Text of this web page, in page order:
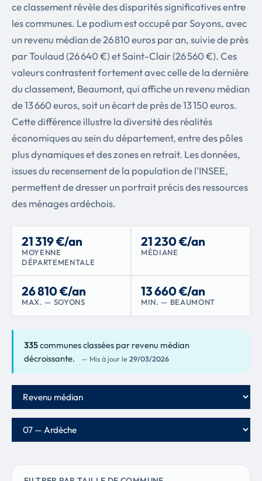
ce classement révèle des disparités significatives entre
les communes. Le podium est occupé par Soyons, avec
un revenu médian de 26 810 euros par an, suivie de près
par Toulaud (26 640 €) et Saint-Clair (26 560 €). Ces
valeurs contrastent fortement avec celle de la dernière
du classement, Beaumont, qui affiche un revenu médian
de 13 660 euros, soit un écart de près de 13 150 euros.
Cette différence illustre la diversité des réalités
économiques au sein du département, entre des pôles
plus dynamiques et des zones en retrait. Les données,
issues du recensement de la population de l'INSEE,
permettent de dresser un portrait précis des ressources
des ménages ardéchois.
21 319 €/an
MOYENNE
DÉPARTEMENTALE
21 230 €/an
MÉDIANE
26 810 €/an
MAX. — SOYONS
13 660 €/an
MIN. — BEAUMONT
335communes classées par revenu médian
décroissante.
— Mis à jour le 29/03/2026
Critère de classement
Département